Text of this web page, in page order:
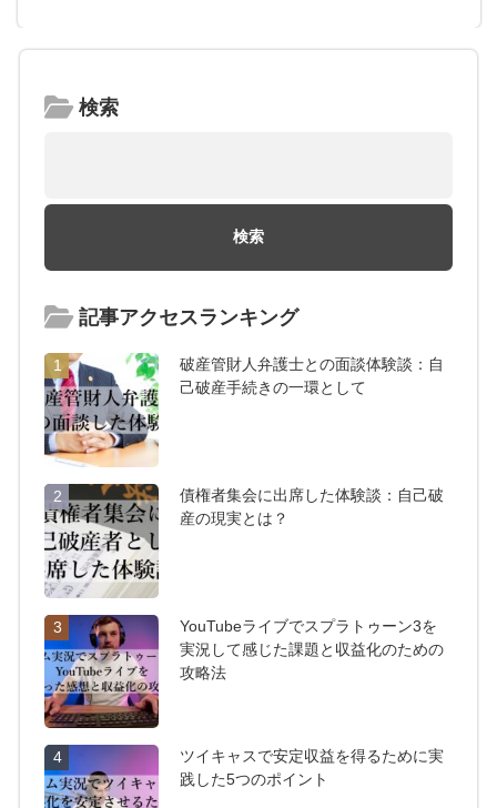
検索
記事アクセスランキング
1
破産管財人弁護士との面談体験談：自
己破産手続きの一環として
2
債権者集会に出席した体験談：自己破
産の現実とは？
3
YouTubeライブでスプラトゥーン3を
実況して感じた課題と収益化のための
攻略法
4
ツイキャスで安定収益を得るために実
践した5つのポイント